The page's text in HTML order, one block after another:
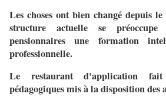
Les choses ont bien changé depuis
structure actuelle se
pensionnaires une formation
professionnelle.
Le restaurant d'application
pédagogiques mis à la disposition des